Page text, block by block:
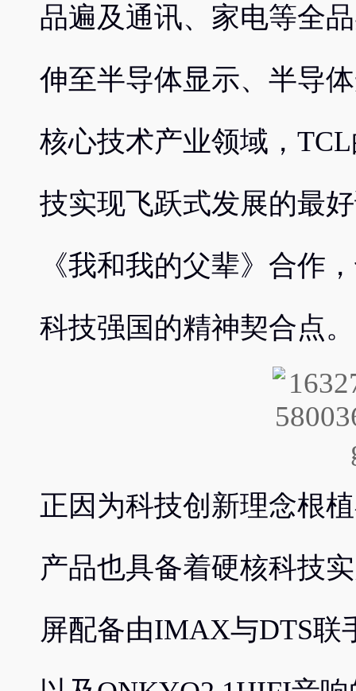
品遍及通讯、家电等全
伸至半导体显示、半导
核心技术产业领域，
技实现飞跃式发展的最
《我和我的父辈》合作
科技强国的精神契合点。
正因为科技创新理念根
产品也具备着硬核科技
屏配备由IMAX与DTS联